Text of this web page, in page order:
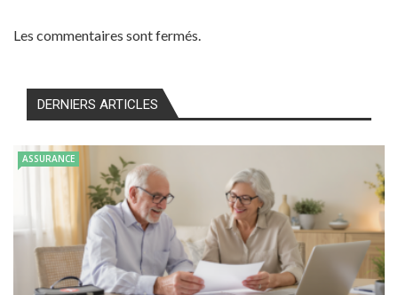
Les commentaires sont fermés.
DERNIERS ARTICLES
ASSURANCE